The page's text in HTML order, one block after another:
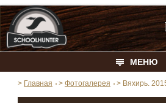
МЕНЮ
> Главная > Фотогалерея > Вяхирь.